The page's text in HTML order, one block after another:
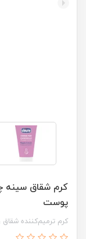
پوست
کرم ترمیم‌کننده شقاق